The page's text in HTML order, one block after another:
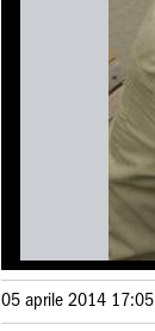
05 aprile 2014 17:05